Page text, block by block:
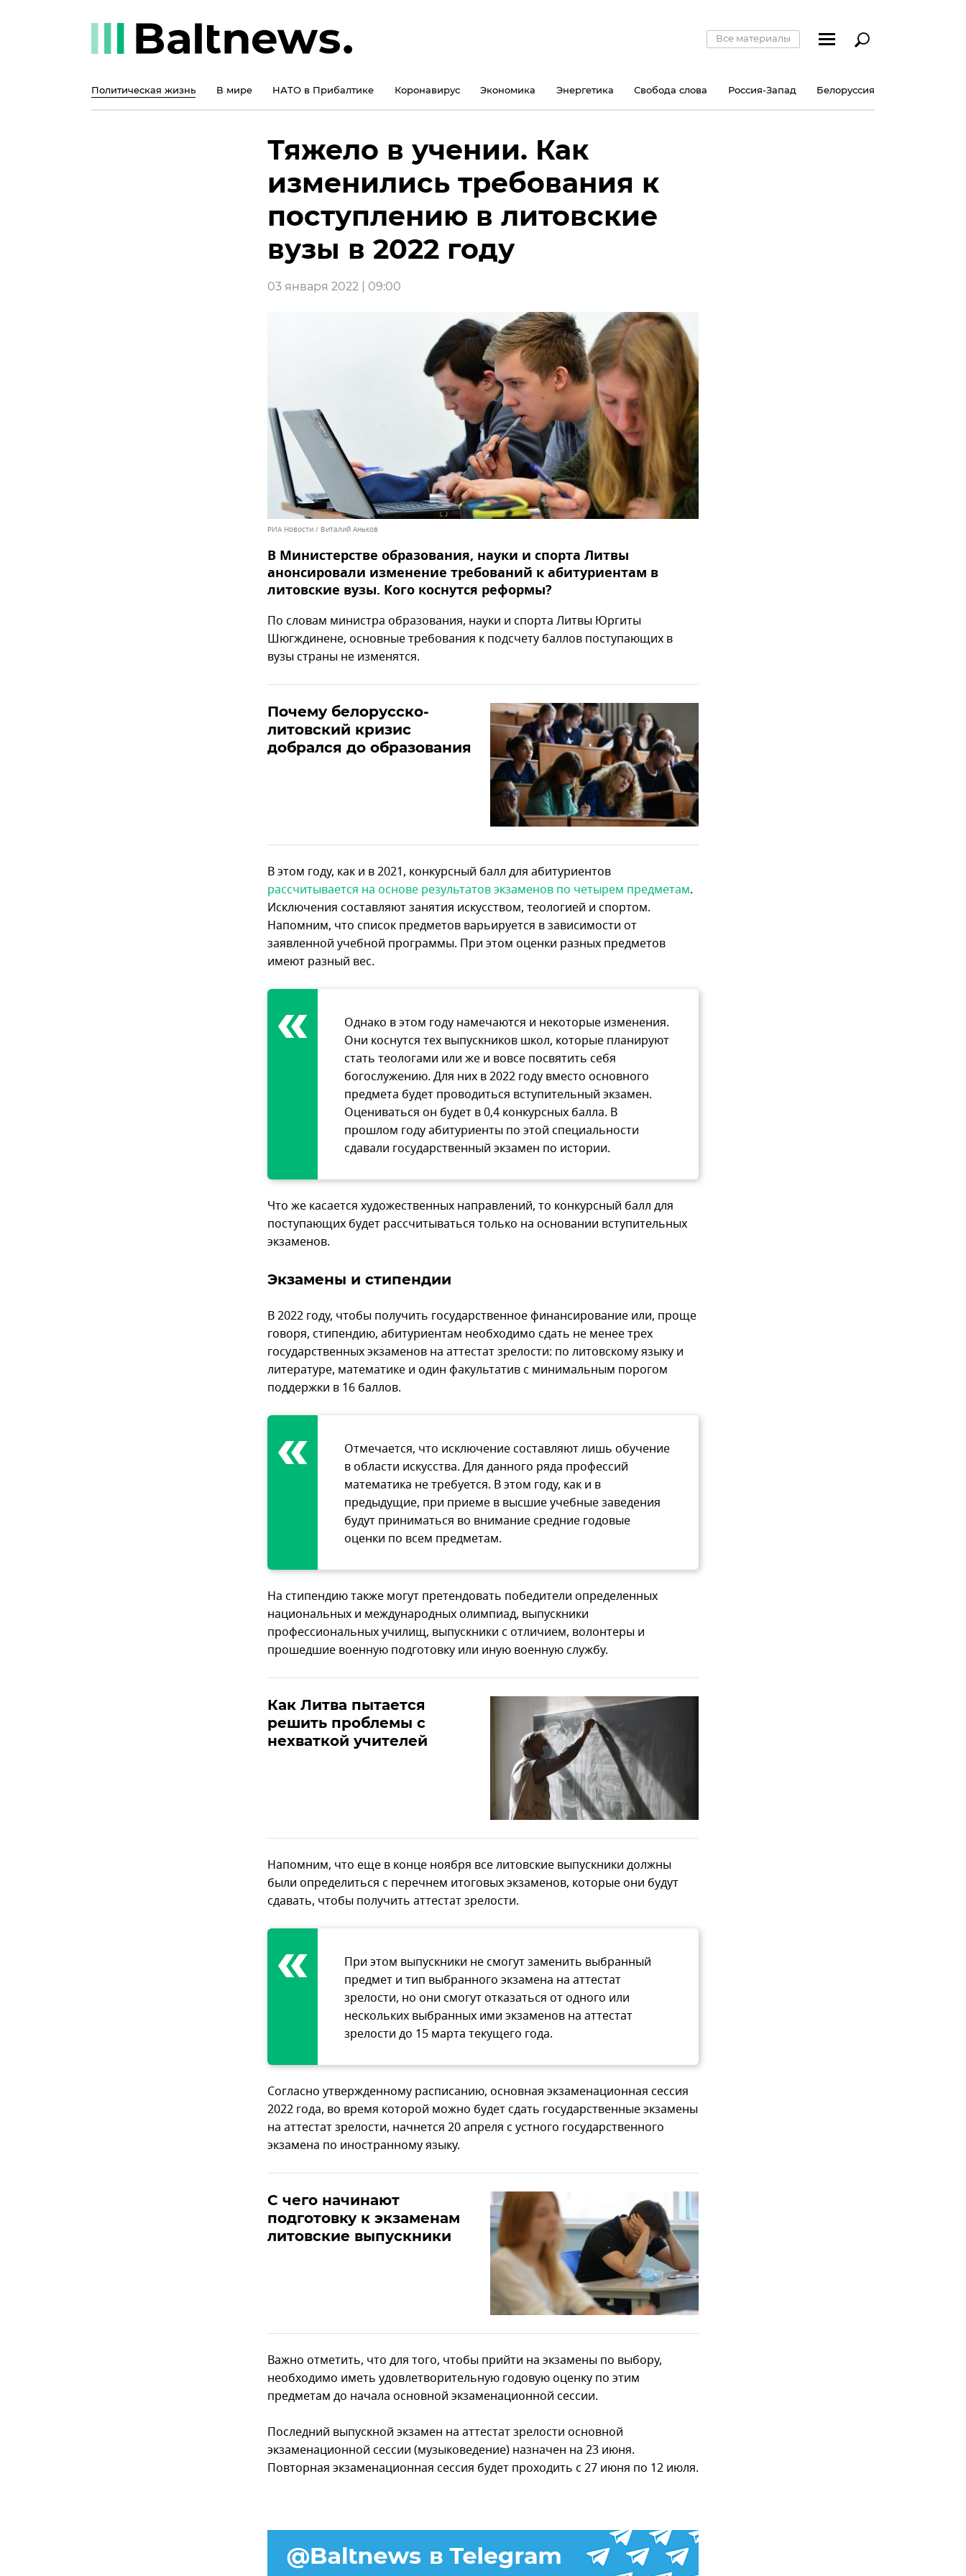
Все материалы
Политическая жизнь В мире НАТО в Прибалтике Коронавирус Экономика Энергетика Свобода слова Россия-Запад Белоруссия
Тяжело в учении. Как
изменились требования к
поступлению в литовские
вузы в 2022 году
03 января 2022 | 09:00
РИА Новости / Виталий Аньков
В Министерстве образования, науки и спорта Литвы
анонсировали изменение требований к абитуриентам в
литовские вузы. Кого коснутся реформы?
По словам министра образования, науки и спорта Литвы Юргиты
Шюгждинене, основные требования к подсчету баллов поступающих в
вузы страны не изменятся.
Почему белорусско-
литовский кризис
добрался до образования
В этом году, как и в 2021, конкурсный балл для абитуриентов
рассчитывается на основе результатов экзаменов по четырем предметам.
Исключения составляют занятия искусством, теологией и спортом.
Напомним, что список предметов варьируется в зависимости от
заявленной учебной программы. При этом оценки разных предметов
имеют разный вес.
Однако в этом году намечаются и некоторые изменения.
Они коснутся тех выпускников школ, которые планируют
стать теологами или же и вовсе посвятить себя
богослужению. Для них в 2022 году вместо основного
предмета будет проводиться вступительный экзамен.
Оцениваться он будет в 0,4 конкурсных балла. В
прошлом году абитуриенты по этой специальности
сдавали государственный экзамен по истории.
Что же касается художественных направлений, то конкурсный балл для
поступающих будет рассчитываться только на основании вступительных
экзаменов.
Экзамены и стипендии
В 2022 году, чтобы получить государственное финансирование или, проще
говоря, стипендию, абитуриентам необходимо сдать не менее трех
государственных экзаменов на аттестат зрелости: по литовскому языку и
литературе, математике и один факультатив с минимальным порогом
поддержки в 16 баллов.
Отмечается, что исключение составляют лишь обучение
в области искусства. Для данного ряда профессий
математика не требуется. В этом году, как и в
предыдущие, при приеме в высшие учебные заведения
будут приниматься во внимание средние годовые
оценки по всем предметам.
На стипендию также могут претендовать победители определенных
национальных и международных олимпиад, выпускники
профессиональных училищ, выпускники с отличием, волонтеры и
прошедшие военную подготовку или иную военную службу.
Как Литва пытается
решить проблемы с
нехваткой учителей
Напомним, что еще в конце ноября все литовские выпускники должны
были определиться с перечнем итоговых экзаменов, которые они будут
сдавать, чтобы получить аттестат зрелости.
При этом выпускники не смогут заменить выбранный
предмет и тип выбранного экзамена на аттестат
зрелости, но они смогут отказаться от одного или
нескольких выбранных ими экзаменов на аттестат
зрелости до 15 марта текущего года.
Согласно утвержденному расписанию, основная экзаменационная сессия
2022 года, во время которой можно будет сдать государственные экзамены
на аттестат зрелости, начнется 20 апреля с устного государственного
экзамена по иностранному языку.
С чего начинают
подготовку к экзаменам
литовские выпускники
Важно отметить, что для того, чтобы прийти на экзамены по выбору,
необходимо иметь удовлетворительную годовую оценку по этим
предметам до начала основной экзаменационной сессии.
Последний выпускной экзамен на аттестат зрелости основной
экзаменационной сессии (музыковедение) назначен на 23 июня.
Повторная экзаменационная сессия будет проходить с 27 июня по 12 июля.